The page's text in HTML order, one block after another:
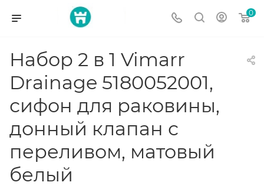
0
Набор 2 в 1 Vimarr
Drainage 5180052001,
сифон для раковины,
донный клапан с
переливом, матовый
белый